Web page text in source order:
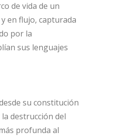
de vida de un
en flujo, capturada
por la
sus lenguajes
su constitución
destrucción del
profunda al